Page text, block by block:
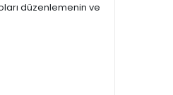
düzenlemenin ve